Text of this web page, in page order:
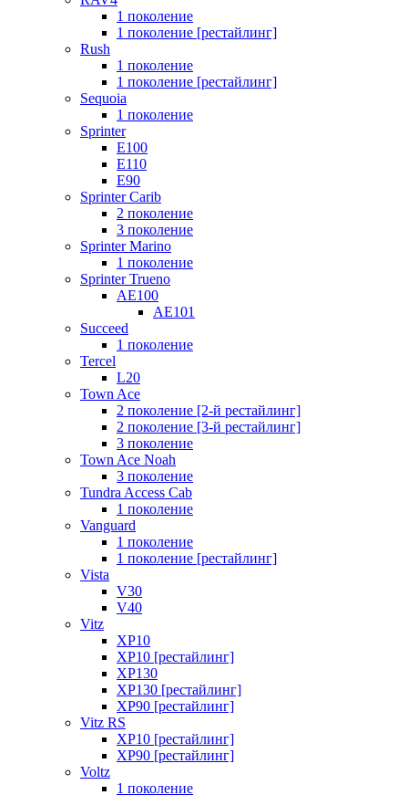
1 поколение
1 поколение [рестайлинг]
Rush
1 поколение
1 поколение [рестайлинг]
Sequoia
1 поколение
Sprinter
E100
E110
E90
Sprinter Carib
2 поколение
3 поколение
Sprinter Marino
1 поколение
Sprinter Trueno
AE100
AE101
Succeed
1 поколение
Tercel
L20
Town Ace
2 поколение [2-й рестайлинг]
2 поколение [3-й рестайлинг]
3 поколение
Town Ace Noah
3 поколение
Tundra Access Cab
1 поколение
Vanguard
1 поколение
1 поколение [рестайлинг]
Vista
V30
V40
Vitz
XP10
XP10 [рестайлинг]
XP130
XP130 [рестайлинг]
XP90 [рестайлинг]
Vitz RS
XP10 [рестайлинг]
XP90 [рестайлинг]
Voltz
1 поколение